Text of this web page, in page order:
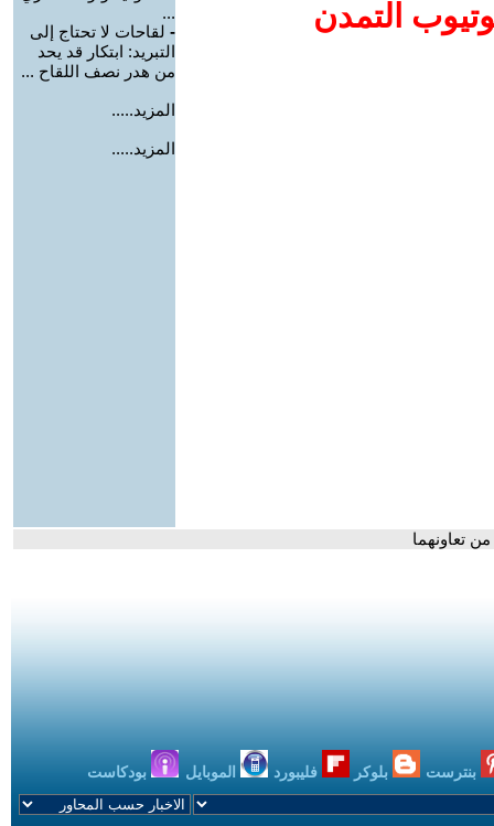
التمدن
...
- لقاحات لا تحتاج إلى
التبريد: ابتكار قد يحد
من هدر نصف اللقاح ...
المزيد.....
المزيد.....
تعاونهما
بنترست بلوكر فليبورد الموبايل بودكاست